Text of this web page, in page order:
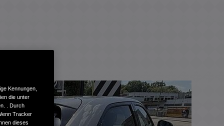
Kennungen,
die unter
. Durch
Tracker
dieses